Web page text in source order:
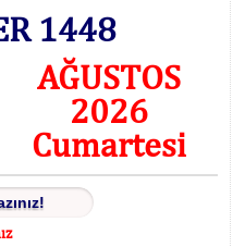
1448
AĞUSTOS
2026
Cumartesi